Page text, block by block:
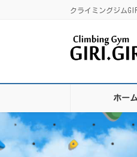
クライミングジム
ホー